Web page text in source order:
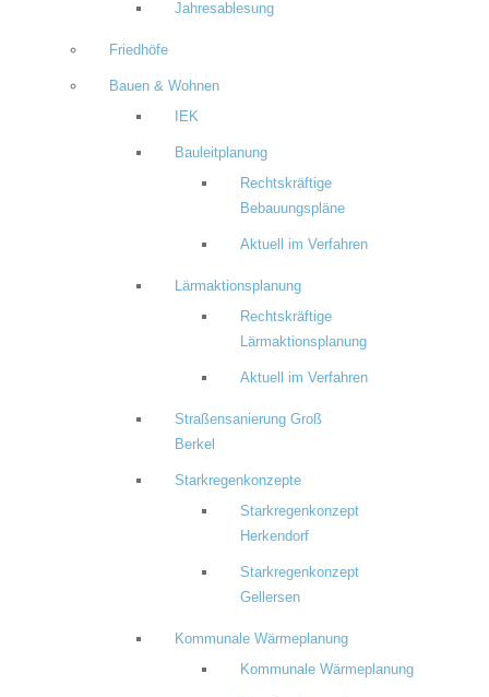
Jahresablesung
Friedhöfe
Bauen & Wohnen
IEK
Bauleitplanung
Rechtskräftige
Bebauungspläne
Aktuell im Verfahren
Lärmaktionsplanung
Rechtskräftige
Lärmaktionsplanung
Aktuell im Verfahren
Straßensanierung Groß
Berkel
Starkregenkonzepte
Starkregenkonzept
Herkendorf
Starkregenkonzept
Gellersen
Kommunale Wärmeplanung
Kommunale Wärmeplanung